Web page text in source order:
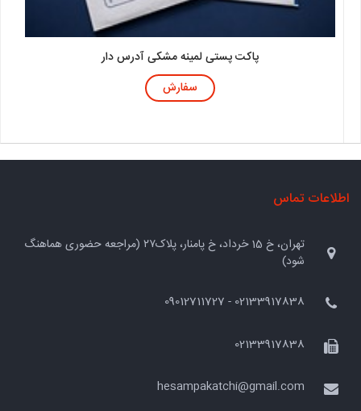
پاکت پستی لمینه مشکی آدرس دار
سفارش
اطلاعات تماس
تهران، خ 15 خرداد، خ پامنار، پلاک۲۷ (مراجعه حضوری هماهنگ
شود)
02133917838 - 09012711727
02133917838
hesampakatchi@gmail.com